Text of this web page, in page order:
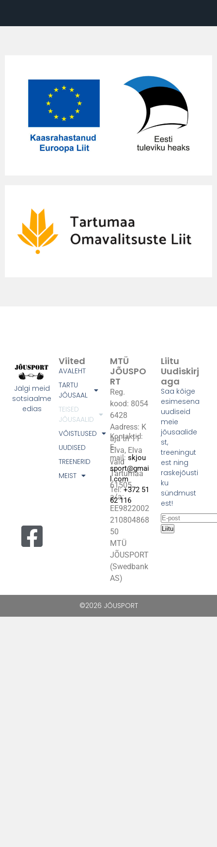
Jälgi meid
sotsiaalme
edias
MTÜ
JÕUSPO
RT
Reg.
kood: 8054
6428
Aadress: K
aja tn 11
Elva, Elva
vald
Tartumaa
61505
a/a:
EE9822002
210804868
50
MTÜ
JÕUSPORT
(Swedbank
AS)
Kontaktid:
E-
mail: skjou
sport@gmai
l.com
Tel:+372 51
62 116
Viited
AVALEHT
TARTU
JÕUSAAL
TEISED
JÕUSAALID
VÕISTLUSED
UUDISED
TREENERID
MEIST
Liitu
Uudiskirj
Aga
Saa kõige
esimesena
uudiseid
meie
jõusaalide
st,
treeningut
est ning
raskejõusti
ku
sündmust
est!
Liitu
©2026 JÕUSPORT